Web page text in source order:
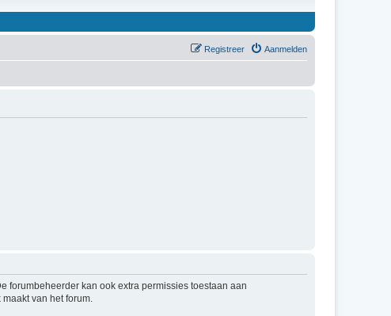
Aanmelden
Registreer
forumbeheerder kan ook extra permissies toestaan aan
van het forum.